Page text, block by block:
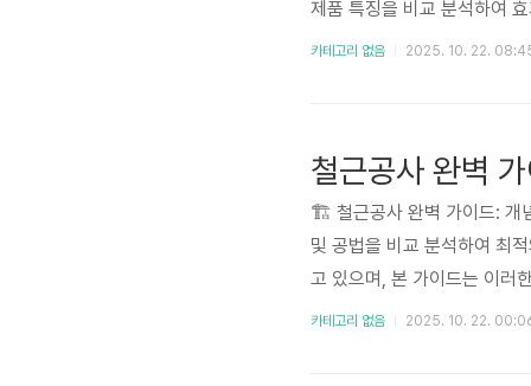
제품 특징을 비교 분석하여
제 구매 경험과 전문가 의견
카테고리 없음 2025. 10. 22.
철근공사 완벽
🏗️ 철근공사 완벽 가이드: 개
및 공법을 비교 분석하여 최
고 있으며, 본 가이드는 이러
히 다룹니다. 건축주, 시공사
카테고리 없음 2025. 10. 22.